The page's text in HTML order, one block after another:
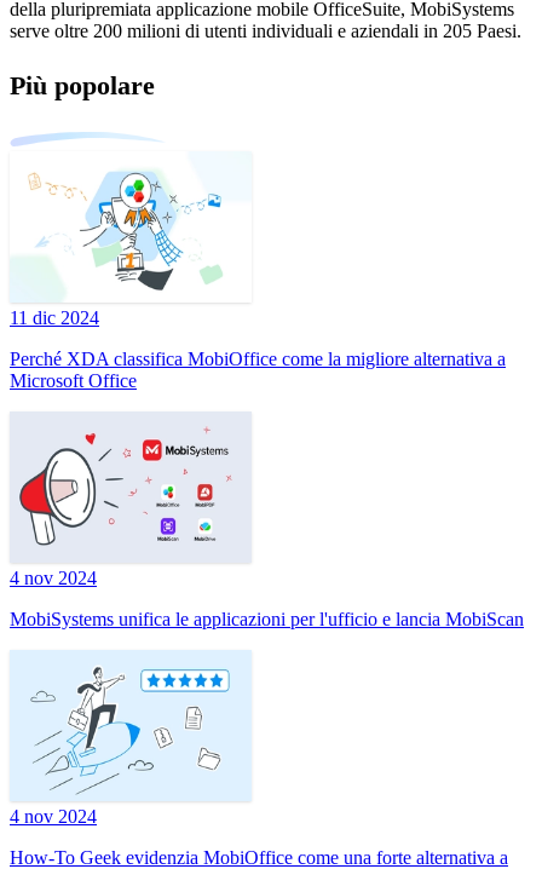
della pluripremiata applicazione mobile OfficeSuite, MobiSystems
serve oltre 200 milioni di utenti individuali e aziendali in 205 Paesi.
Più popolare
11 dic 2024
Perché XDA classifica MobiOffice come la migliore alternativa a
Microsoft Office
4 nov 2024
MobiSystems unifica le applicazioni per l'ufficio e lancia MobiScan
4 nov 2024
How-To Geek evidenzia MobiOffice come una forte alternativa a